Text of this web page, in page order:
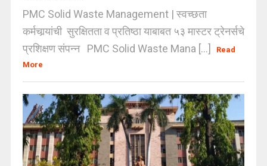
PMC Solid Waste Management | स्वच्छता
कर्मचार्‍यांची सुरक्षितता व प्रतिष्ठा याबाबत ५३ मास्टर ट्रेनर्सचे
प्रशिक्षण संपन्न PMC Solid Waste Mana [...]
Read
More